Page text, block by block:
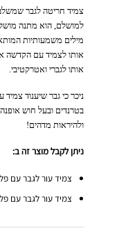
צמיד חריטה לגבר
למושלם, הוא מתנה
מילים משמעותיות
אותו לצמיד עם הקדשה
אותו לגברי ואטרקטיבי.
ניכר כי גבר שיענוד
בטרנדים ובעל חוש
ולהיראות מדהים!
ניתן לקבל מוצר זה ב:
צמיד עור לגבר עם פלטת כסף
צמיד עור לגבר עם פלטת כסף